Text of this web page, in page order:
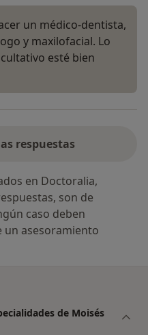
un médico-dentista,
y maxilofacial. Lo
esté bien
respuestas
en Doctoralia,
son de
caso deben
asesoramiento
de Moisés